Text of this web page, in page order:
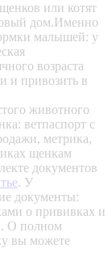
или котят
дом.Именно
малышей: у
возраста
и привозить в
животного
ветпаспорт с
метрика,
щенкам
документов
. У
документы:
о прививках и
О полном
вы можете